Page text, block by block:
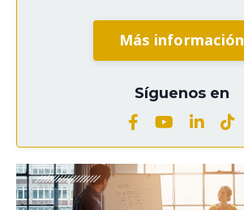
Más información
Síguenos en